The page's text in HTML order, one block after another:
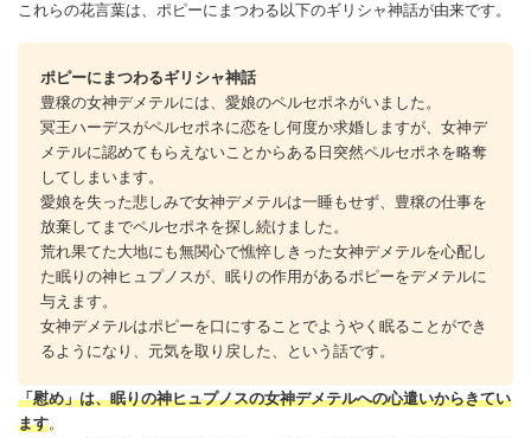
これらの花言葉は、ポピーにまつわる以下のギリシャ神話が由来です。
ポピーにまつわるギリシャ神話
豊穣の女神デメテルには、愛娘のペルセポネがいました。
冥王ハーデスがペルセポネに恋をし何度か求婚しますが、女神デ
メテルに認めてもらえないことからある日突然ペルセポネを略奪
してしまいます。
愛娘を失った悲しみで女神デメテルは一睡もせず、豊穣の仕事を
放棄してまでペルセポネを探し続けました。
荒れ果てた大地にも無関心で憔悴しきった女神デメテルを心配し
た眠りの神ヒュプノスが、眠りの作用があるポピーをデメテルに
与えます。
女神デメテルはポピーを口にすることでようやく眠ることができ
るようになり、元気を取り戻した、という話です。
「慰め」は、眠りの神ヒュプノスの女神デメテルへの心遣いからきてい
ます。